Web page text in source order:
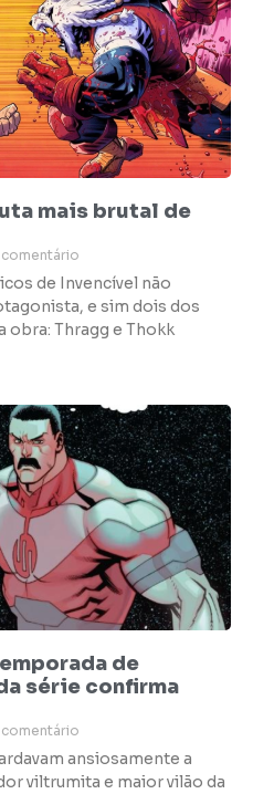
mais brutal de
comentário
de Invencível não
e sim dois dos
obra: Thragg e Thokk
de
série confirma
comentário
ansiosamente a
viltrumita e maior vilão da